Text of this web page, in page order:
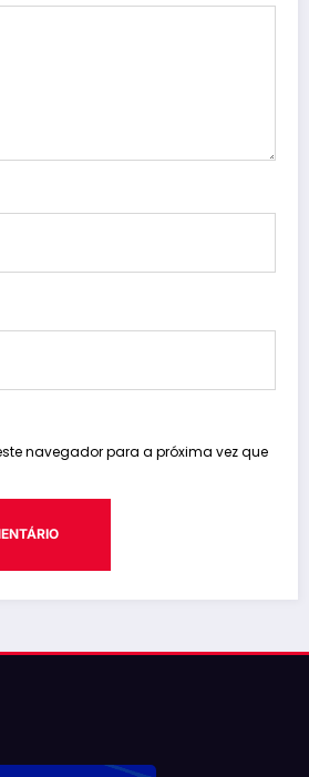
navegador para a próxima vez que